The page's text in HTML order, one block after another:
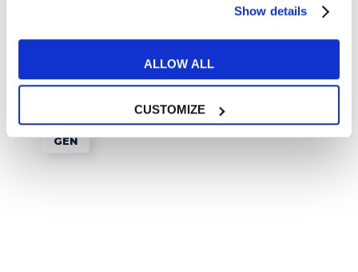
Show details
ALLOW ALL
CUSTOMIZE
Articoli correlati
26
GEN